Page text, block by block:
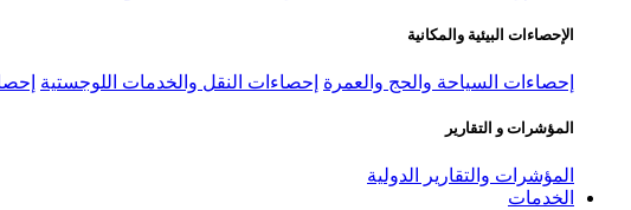
الإحصاءات البيئية والمكانية
إحصاءات السياحة والحج والعمرة إحصاءات النقل والخدمات اللوجستية
المؤشرات و التقارير
المؤشرات والتقارير الدولية
الخدمات